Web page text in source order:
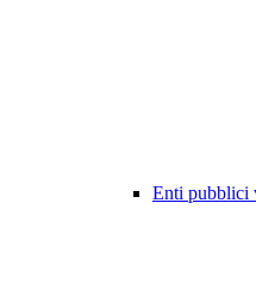
Enti pubblici